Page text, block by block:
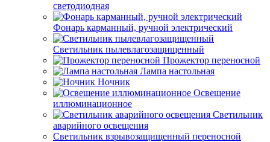
светодиодная
Фонарь карманный, ручной электрический
Светильник пылевлагозащищенный
Прожектор переносной
Лампа настольная
Ночник
Освещение
иллюминационное
Светильник
аварийного освещения
Светильник взрывозащищенный переносной